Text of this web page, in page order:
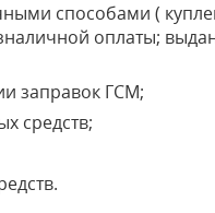
способами (
оплаты;
заправок ГСМ;
средств;